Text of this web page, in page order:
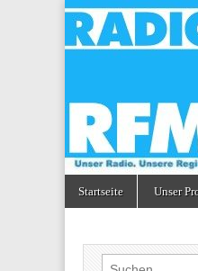
Radio
RFM
Main
menu
Startseite Unser
Suchen